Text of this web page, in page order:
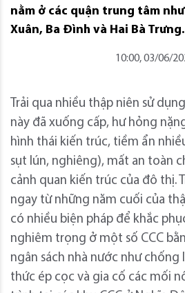
nằm ở các quận trung tâm
Xuân, Ba Đình và Hai Bà Trưng.
10:00, 03/06/
Trải qua nhiều thập niên sử
này đã xuống cấp, hư hỏng
hình thái kiến trúc, tiềm ẩn
sụt lún, nghiêng), mất an toàn
cảnh quan kiến trúc của đô thị.
ngay từ những năm cuối của
có nhiều biện pháp để khắc
nghiêm trọng ở một số CCC
ngân sách nhà nước như
thức ép cọc và gia cố các mối